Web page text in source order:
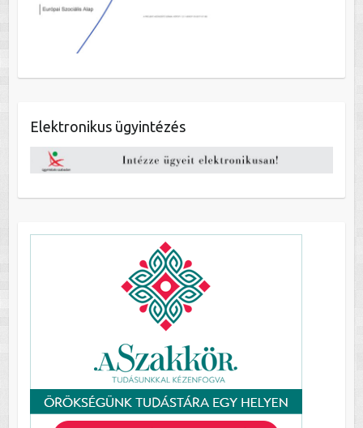
Elektronikus ügyintézés